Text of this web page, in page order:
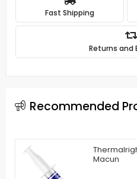
Fast Shipping
Returns and
Recommended
Macun